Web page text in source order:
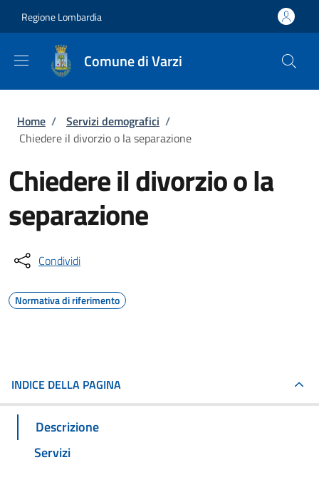
Regione Lombardia
Comune di Varzi
Briciole di pane
Home / Servizi demografici /
Chiedere il divorzio o la separazione
Chiedere il divorzio o la
separazione
Condividi
Normativa di riferimento
INDICE DELLA PAGINA
Descrizione
Servizi